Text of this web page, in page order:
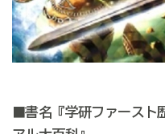
■書名『学研ファースト